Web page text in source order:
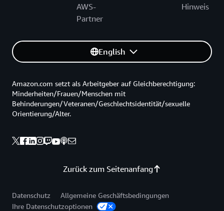
AWS-
Partner
Hinweis
English
Zurück zum Seitenanfang
Amazon.com setzt als Arbeitgeber auf Gleichberechtigung:
Minderheiten/Frauen/Menschen mit
Behinderungen/Veteranen/Geschlechtsidentität/sexuelle
Orientierung/Alter.
Datenschutz
Allgemeine Geschäftsbedingungen
Ihre Datenschutzoptionen